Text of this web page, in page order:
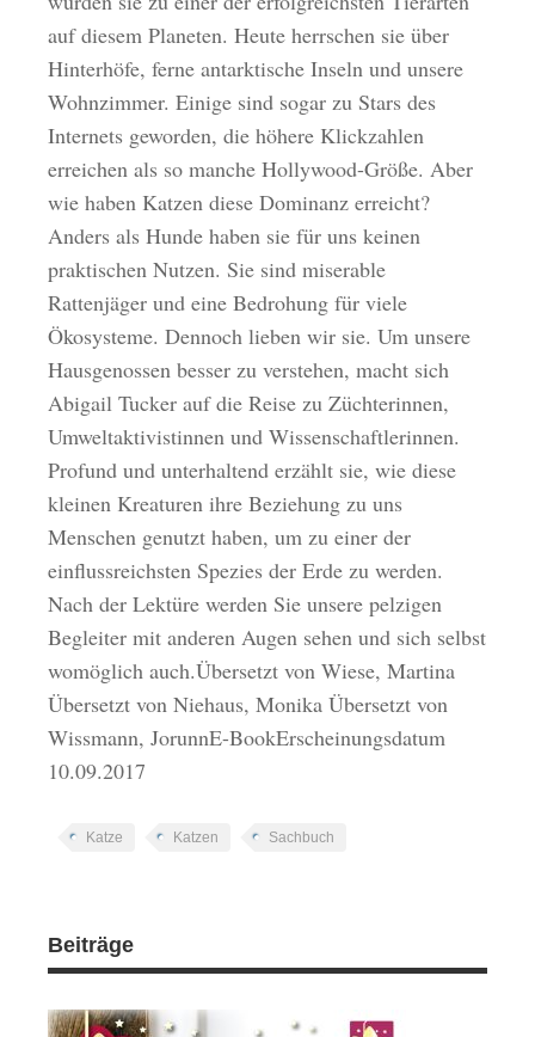
auf diesem Planeten. Heute herrschen sie über
Hinterhöfe, ferne antarktische Inseln und unsere
Wohnzimmer. Einige sind sogar zu Stars des
Internets geworden, die höhere Klickzahlen
erreichen als so manche Hollywood-Größe. Aber
wie haben Katzen diese Dominanz erreicht?
Anders als Hunde haben sie für uns keinen
praktischen Nutzen. Sie sind miserable
Rattenjäger und eine Bedrohung für viele
Ökosysteme. Dennoch lieben wir sie. Um unsere
Hausgenossen besser zu verstehen, macht sich
Abigail Tucker auf die Reise zu Züchterinnen,
Umweltaktivistinnen und Wissenschaftlerinnen.
Profund und unterhaltend erzählt sie, wie diese
kleinen Kreaturen ihre Beziehung zu uns
Menschen genutzt haben, um zu einer der
einflussreichsten Spezies der Erde zu werden.
Nach der Lektüre werden Sie unsere pelzigen
Begleiter mit anderen Augen sehen und sich selbst
womöglich auch.Übersetzt von Wiese, Martina
Übersetzt von Niehaus, Monika Übersetzt von
Wissmann, JorunnE-BookErscheinungsdatum
10.09.2017
Katze Katzen Sachbuch
Beiträge